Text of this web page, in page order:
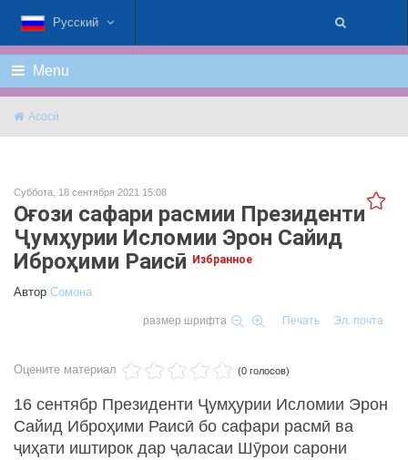
Русский
Menu
Асосӣ
Суббота, 18 сентября 2021 15:08
Оғози сафари расмии Президенти
Ҷумҳурии Исломии Эрон Сайид
Иброҳими Раисӣ
Избранное
Автор Cомона
размер шрифта Печать Эл. почта
Оцените материал (0 голосов)
16 сентябр Президенти Ҷумҳурии Исломии Эрон
Сайид Иброҳими Раисӣ бо сафари расмӣ ва
ҷиҳати иштирок дар ҷаласаи Шӯрои сарони